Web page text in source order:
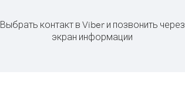
Выбрать контакт в Viber и позвонить через
экран информации